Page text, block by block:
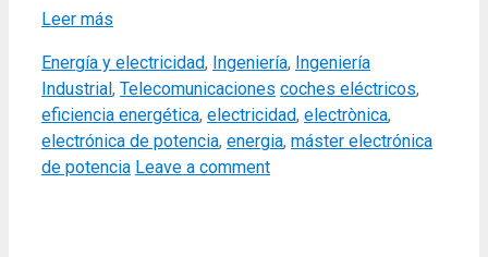
Leer más
Categories
Energía y electricidad, Ingeniería, Ingeniería
Industrial , Telecomunicaciones Tags
coches eléctricos,
eficiencia energética, electricidad, electrònica,
electrónica de potencia, energia, máster electrónica
de potencia Leave a comment